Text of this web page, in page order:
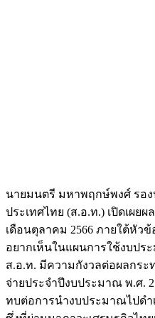
นายมนตรี มหาพฤกษ์พงศ์ รอ
ประเทศไทย (ส.อ.ท.) เปิดเผยผ
เดือนตุลาคม 2566 ภายใต้หัว
อยากเห็นในแผนการใช้งบปร
ส.อ.ท. มีความกังวลต่อผลกร
จ่ายประจำปีงบประมาณ พ.ศ.
ทบต่อการนำงบประมาณไปดำ